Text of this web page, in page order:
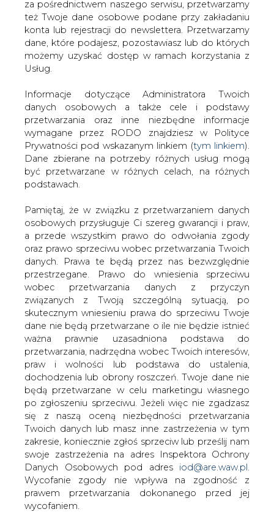
za pośrednictwem naszego serwisu, przetwarzamy
też Twoje dane osobowe podane przy zakładaniu
konta lub rejestracji do newslettera. Przetwarzamy
dane, które podajesz, pozostawiasz lub do których
możemy uzyskać dostęp w ramach korzystania z
Usług.
Informacje dotyczące Administratora Twoich
danych osobowych a także cele i podstawy
przetwarzania oraz inne niezbędne informacje
wymagane przez RODO znajdziesz w Polityce
Prywatności pod wskazanym linkiem (tym linkiem).
Dane zbierane na potrzeby różnych usług mogą
być przetwarzane w różnych celach, na różnych
podstawach.
Pamiętaj, że w związku z przetwarzaniem danych
osobowych przysługuje Ci szereg gwarancji i praw,
a przede wszystkim prawo do odwołania zgody
oraz prawo sprzeciwu wobec przetwarzania Twoich
danych. Prawa te będą przez nas bezwzględnie
przestrzegane. Prawo do wniesienia sprzeciwu
wobec przetwarzania danych z przyczyn
związanych z Twoją szczególną sytuacją, po
skutecznym wniesieniu prawa do sprzeciwu Twoje
dane nie będą przetwarzane o ile nie będzie istnieć
ważna prawnie uzasadniona podstawa do
przetwarzania, nadrzędna wobec Twoich interesów,
praw i wolności lub podstawa do ustalenia,
dochodzenia lub obrony roszczeń. Twoje dane nie
będą przetwarzane w celu marketingu własnego
po zgłoszeniu sprzeciwu. Jeżeli więc nie zgadzasz
się z naszą oceną niezbędności przetwarzania
Twoich danych lub masz inne zastrzeżenia w tym
zakresie, koniecznie zgłoś sprzeciw lub prześlij nam
swoje zastrzeżenia na adres Inspektora Ochrony
Danych Osobowych pod adres iod@are.waw.pl
Wycofanie zgody nie wpływa na zgodność z
prawem przetwarzania dokonanego przed jej
wycofaniem.
Strona główna RYNEK PALIW
Spadek produkcji
ropy w Zatoce Meksykańskiej w wyczekiwaniu na burzę
tropikalną.
drukuj
skomentuj
udostępnij
Spadek produkcji ropy w Zatoce
Zgodnie z oczekiwaniami, w sobotę
odbyło się wirtualne posiedzenie
państw OPEC oraz szerszego grona
krajów OPEC+. Debatowano na nim
przede wszystkim na temat dalszych
losów porozumienia naftowego. Na
sytuację na rynku ma też wpływ spadek
produkcji ropy w Zatoce Meksykańskiej.
Niespodzianki nie było - państwa OPEC+ zdecydowały
się na przedłużenie dotychczasowych, rekordowych cięć
produkcji ropy naftowej, wynoszących łącznie 9,7 mln
baryłek dziennie, czyli około 10% globalnego wydobycia.
Tak jak oczekiwano, cięcia w tej formie mają być
przedłużone o miesiąc, czyli do końca lipca.
Jednocześnie, kraje OPEC+ wezwały Irak i Nigerię do
bardziej zdecydowanych cięć produkcji ropy naftowej.